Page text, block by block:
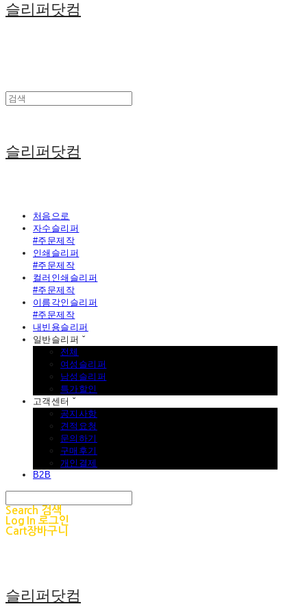
슬리퍼닷컴
슬리퍼닷컴
처음으로
자수슬리퍼
#주문제작
인쇄슬리퍼
#주문제작
컬러인쇄슬리퍼
#주문제작
이름각인슬리퍼
#주문제작
내빈용슬리퍼
일반슬리퍼 ˇ
전체
여성슬리퍼
남성슬리퍼
특가할인
고객센터 ˇ
공지사항
견적요청
문의하기
구매후기
개인결제
B2B
Search 검색
Log In 로그인
Cart장바구니
슬리퍼닷컴